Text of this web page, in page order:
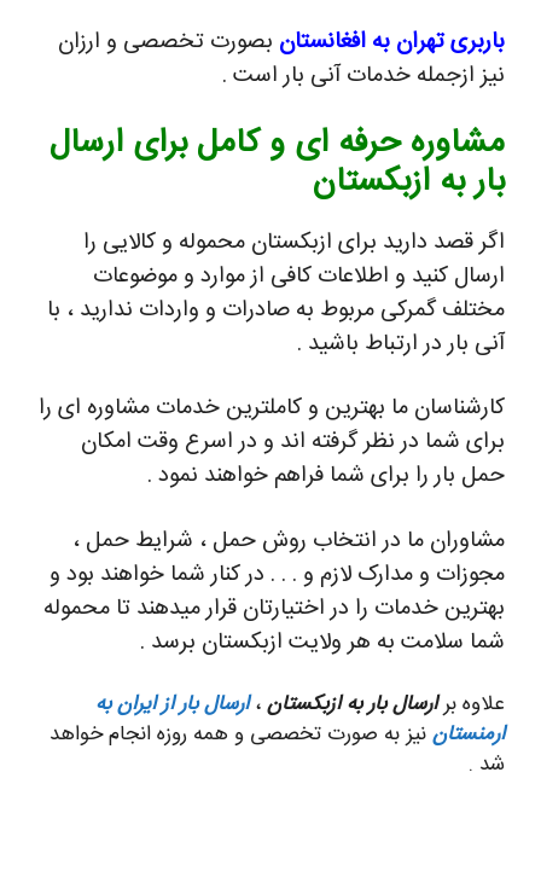
باربری تهران به افغانستان بصورت تخصصی و ارزان
نیز ازجمله خدمات آنی بار است .
مشاوره حرفه ای و کامل برای ارسال
بار به ازبکستان
اگر قصد دارید برای ازبکستان محموله و کالایی را
ارسال کنید و اطلاعات کافی از موارد و موضوعات
مختلف گمرکی مربوط به صادرات و واردات ندارید ، با
آنی بار در ارتباط باشید .
کارشناسان ما بهترین و کاملترین خدمات مشاوره ای را
برای شما در نظر گرفته اند و در اسرع وقت امکان
حمل بار را برای شما فراهم خواهند نمود .
مشاوران ما در انتخاب روش حمل ، شرایط حمل ،
مجوزات و مدارک لازم و . . . در کنار شما خواهند بود و
بهترین خدمات را در اختیارتان قرار میدهند تا محموله
شما سلامت به هر ولایت ازبکستان برسد .
علاوه برارسال بار به ازبکستان،ارسال بار از ایران به
ارمنستاننیز به صورت تخصصی و همه روزه انجام خواهد
شد .